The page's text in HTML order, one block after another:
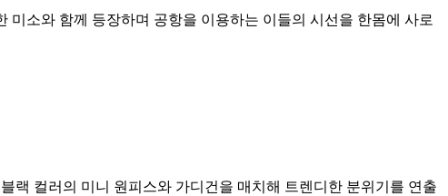
소와 함께 등장하며 공항을 이용하는 이들의 시선을 한몸에 사로
랙 컬러의 미니 원피스와 가디건을 매치해 트렌디한 분위기를 연출